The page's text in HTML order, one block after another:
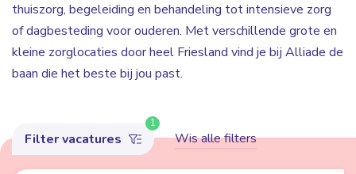
thuiszorg, begeleiding en behandeling tot intensieve zorg
of dagbesteding voor ouderen. Met verschillende grote en
kleine zorglocaties door heel Friesland vind je bij Alliade de
baan die het beste bij jou past.
Filter vacatures
1
Wis alle filters